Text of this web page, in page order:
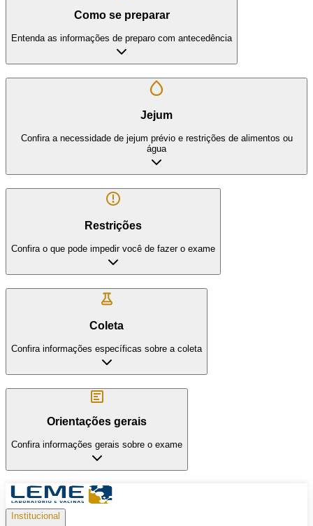
Como se preparar
Entenda as informações de preparo com antecedência
Jejum
Confira a necessidade de jejum prévio e restrições de alimentos ou
água
Restrições
Confira o que pode impedir você de fazer o exame
Coleta
Confira informações específicas sobre a coleta
Orientações gerais
Confira informações gerais sobre o exame
Institucional